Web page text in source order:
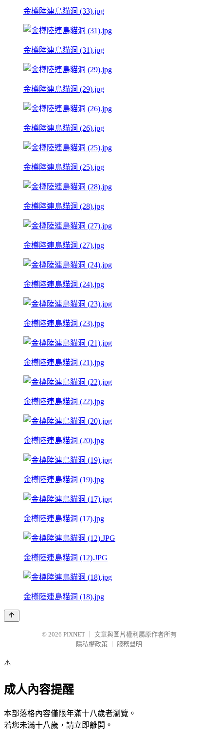
金樽陸連島貓洞 (33).jpg
金樽陸連島貓洞 (31).jpg
金樽陸連島貓洞 (29).jpg
金樽陸連島貓洞 (26).jpg
金樽陸連島貓洞 (25).jpg
金樽陸連島貓洞 (28).jpg
金樽陸連島貓洞 (27).jpg
金樽陸連島貓洞 (24).jpg
金樽陸連島貓洞 (23).jpg
金樽陸連島貓洞 (21).jpg
金樽陸連島貓洞 (22).jpg
金樽陸連島貓洞 (20).jpg
金樽陸連島貓洞 (19).jpg
金樽陸連島貓洞 (17).jpg
金樽陸連島貓洞 (12).JPG
金樽陸連島貓洞 (18).jpg
© 2026 PIXNET
文章與圖片權利屬原作者所有
隱私權政策
服務聲明
⚠️
成人內容提醒
本部落格內容僅限年滿十八歲者瀏覽。
若您未滿十八歲，請立即離開。